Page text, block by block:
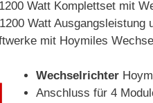
Watt Komplettset mit
Watt
mit Hoymiles
Wechselrichter
Anschluss für 4